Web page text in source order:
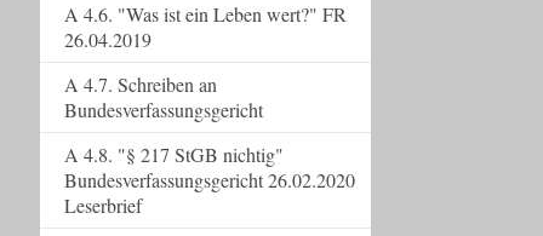
A 4.6. "Was ist ein Leben wert?" FR
26.04.2019
A 4.7. Schreiben an
Bundesverfassungsgericht
A 4.8. "§ 217 StGB nichtig"
Bundesverfassungsgericht 26.02.2020
Leserbrief